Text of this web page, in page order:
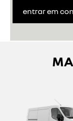
entrar em